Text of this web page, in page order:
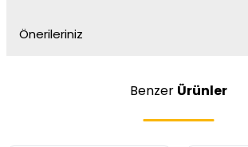
Önerileriniz
Benzer Ürünler